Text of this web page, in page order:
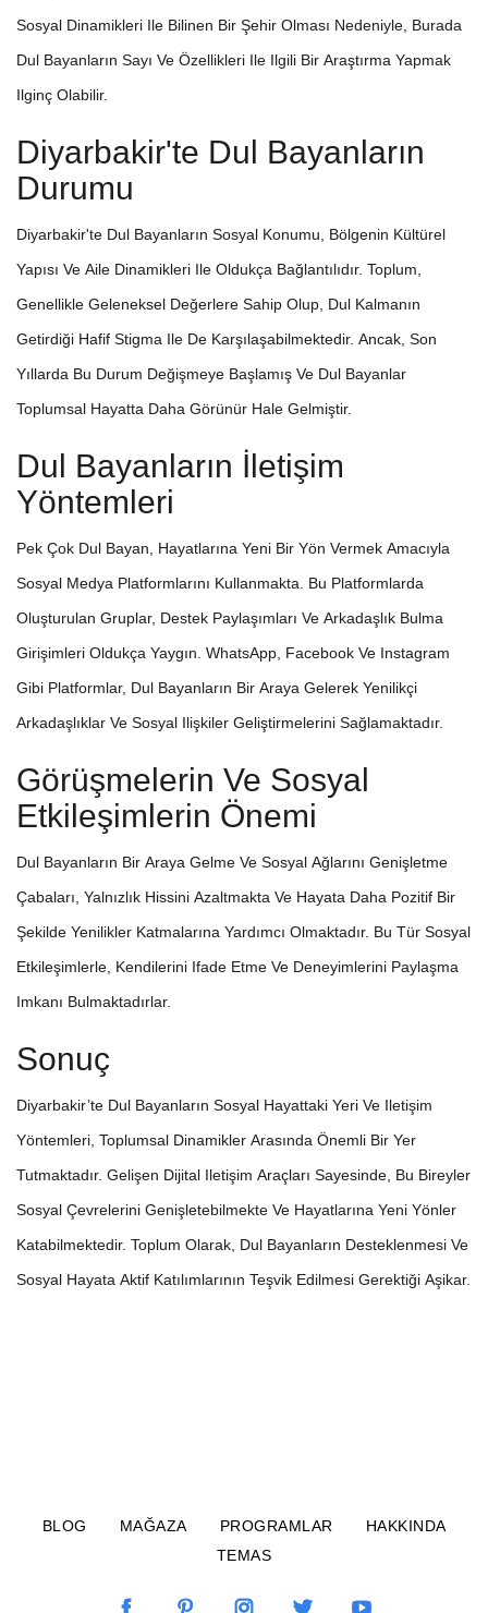
Sosyal Dinamikleri Ile Bilinen Bir Şehir Olması Nedeniyle, Burada
Dul Bayanların Sayı Ve Özellikleri Ile Ilgili Bir Araştırma Yapmak
Ilginç Olabilir.
Diyarbakir'te Dul Bayanların
Durumu
Diyarbakir'te Dul Bayanların Sosyal Konumu, Bölgenin Kültürel
Yapısı Ve Aile Dinamikleri Ile Oldukça Bağlantılıdır. Toplum,
Genellikle Geleneksel Değerlere Sahip Olup, Dul Kalmanın
Getirdiği Hafif Stigma Ile De Karşılaşabilmektedir. Ancak, Son
Yıllarda Bu Durum Değişmeye Başlamış Ve Dul Bayanlar
Toplumsal Hayatta Daha Görünür Hale Gelmiştir.
Dul Bayanların İletişim
Yöntemleri
Pek Çok Dul Bayan, Hayatlarına Yeni Bir Yön Vermek Amacıyla
Sosyal Medya Platformlarını Kullanmakta. Bu Platformlarda
Oluşturulan Gruplar, Destek Paylaşımları Ve Arkadaşlık Bulma
Girişimleri Oldukça Yaygın. WhatsApp, Facebook Ve Instagram
Gibi Platformlar, Dul Bayanların Bir Araya Gelerek Yenilikçi
Arkadaşlıklar Ve Sosyal Ilişkiler Geliştirmelerini Sağlamaktadır.
Görüşmelerin Ve Sosyal
Etkileşimlerin Önemi
Dul Bayanların Bir Araya Gelme Ve Sosyal Ağlarını Genişletme
Çabaları, Yalnızlık Hissini Azaltmakta Ve Hayata Daha Pozitif Bir
Şekilde Yenilikler Katmalarına Yardımcı Olmaktadır. Bu Tür Sosyal
Etkileşimlerle, Kendilerini Ifade Etme Ve Deneyimlerini Paylaşma
Imkanı Bulmaktadırlar.
Sonuç
Diyarbakir’te Dul Bayanların Sosyal Hayattaki Yeri Ve Iletişim
Yöntemleri, Toplumsal Dinamikler Arasında Önemli Bir Yer
Tutmaktadır. Gelişen Dijital Iletişim Araçları Sayesinde, Bu Bireyler
Sosyal Çevrelerini Genişletebilmekte Ve Hayatlarına Yeni Yönler
Katabilmektedir. Toplum Olarak, Dul Bayanların Desteklenmesi Ve
Sosyal Hayata Aktif Katılımlarının Teşvik Edilmesi Gerektiği Aşikar.
BLOG MAĞAZA PROGRAMLAR
HAKKINDA
TEMAS